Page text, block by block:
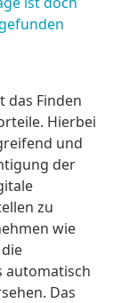
das Finden
Hierbei
und
der
zu
wie
automatisch
Das